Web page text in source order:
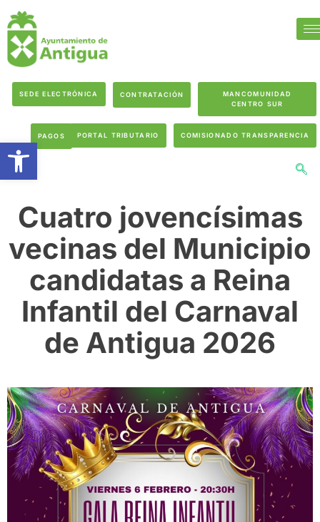
SEDE ELECTRÓNICA CONTRATACIÓN
MANCOMUNIDAD
CENTRO SUR
PAGOS PORTAL TRIBUTARIO COMISIONADO TRANSPARENCIA
Cuatro jovencísimas
vecinas del Municipio
candidatas a Reina
Infantil del Carnaval
de Antigua 2026
Abrir barra de herramientas